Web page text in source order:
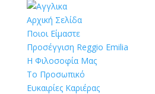
Αρχική Σελίδα
Ποιοι Είμαστε
Προσέγγιση Reggio Emilia
Η Φιλοσοφία Μας
Το Προσωπικό
Ευκαιρίες Καριέρας